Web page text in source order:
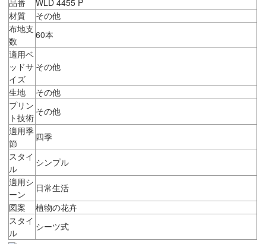
材質
その他
布地支
数
60本
適用ベ
ッドサ
イズ
その他
生地
その他
プリン
ト技術
その他
適用季
節
四季
スタイ
ル
シンプル
適用シ
ーン
日常生活
図案
植物の花卉
スタイ
ル
シーツ式